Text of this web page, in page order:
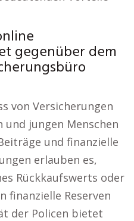
gegenüber dem
von Versicherungen
jungen Menschen
und finanzielle
erlauben es,
Rückkaufswerts oder
finanzielle Reserven
der Policen bietet